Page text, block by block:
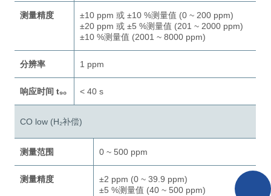
测量精度
±10 ppm 或 ±10 %测量值 (0 ~ 200 ppm)
±20 ppm 或 ±5 %测量值 (201 ~ 2000 ppm)
±10 %测量值 (2001 ~ 8000 ppm)
分辨率 1 ppm
响应时间 t₉₀ < 40 s
CO low (H₂补偿)
测量范围 0 ~ 500 ppm
测量精度
±2 ppm (0 ~ 39.9 ppm)
±5 %测量值 (40 ~ 500 ppm)